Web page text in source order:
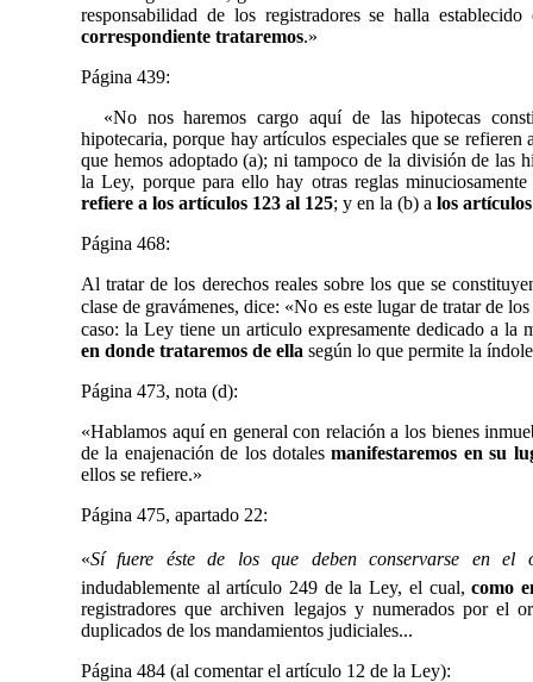
responsabilidad de los registradores se halla
correspondiente trataremos.»
Página 439:
«No nos haremos cargo aquí de las hipotecas
hipotecaria, porque hay artículos especiales que se refieren
que hemos adoptado (a); ni tampoco de la división de las
la Ley, porque para ello hay otras reglas
refiere a los artículos 123 al 125; y en la (b) a los
Página 468:
Al tratar de los derechos reales sobre los que se
clase de gravámenes, dice: «No es este lugarde tratar de
caso: la Ley tiene un articulo expresamente dedicado a la
en donde trataremos de ella según lo que permite la
Página 473, nota (d):
«Hablamos aquí en general con relación a los bienes
de la enajenación de los dotalesmanifestaremos en su
ellos se refiere.»
Página 475, apartado 22:
«Sí fuere éste de los que deben conservarse en el
indudablemente al artículo 249 de la Ley, el cual,como
registradores que archiven legajos y numerados por el
duplicados de los mandamientos judiciales...
Página 484 (al comentar el artículo 12 de la Ley):